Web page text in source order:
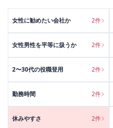
女性に勧めたい会社か 2件
女性男性を平等に扱うか 2件
2〜30代の役職登用 2件
勤務時間 2件
休みやすさ 2件